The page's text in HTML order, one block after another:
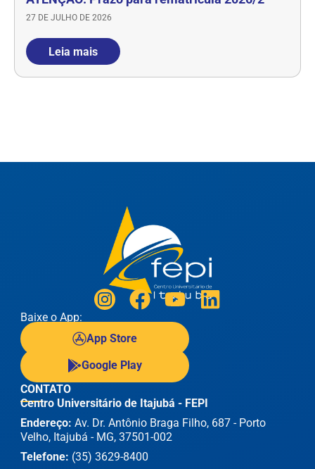
27 DE JULHO DE 2026
Leia mais
Baixe o App:
App Store
Google Play
CONTATO
Centro Universitário de Itajubá - FEPI
Endereço: Av. Dr. Antônio Braga Filho, 687 - Porto
Velho, Itajubá - MG, 37501-002
Telefone: (35) 3629-8400